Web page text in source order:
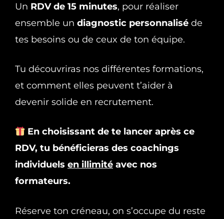
Un RDV de 15 minutes, pour réaliser
ensemble un diagnostic personnalisé de
tes besoins ou de ceux de ton équipe.
Tu découvriras nos différentes formations,
et comment elles peuvent t’aider à
devenir solide en recrutement.
En choisissant de te lancer après ce
RDV, tu bénéficieras des coachings
individuels en illimité avec nos
formateurs.
Réserve ton créneau, on s’occupe du reste